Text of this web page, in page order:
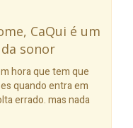
CaQui é um
sonor
hora que tem que
quando entra em
errado. mas nada